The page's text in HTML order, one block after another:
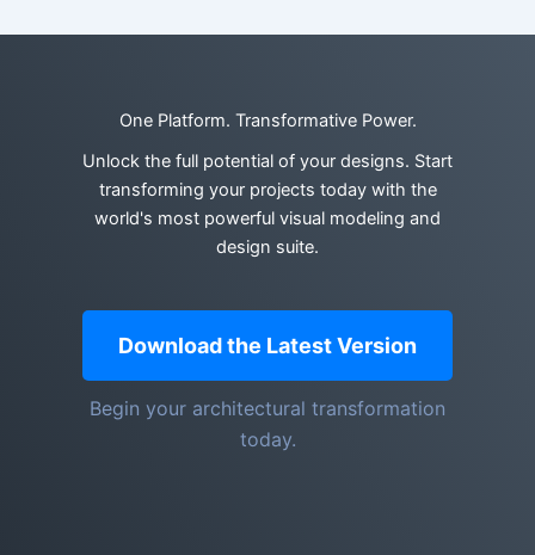
One Platform. Transformative Power.
Unlock the full potential of your designs. Start
transforming your projects today with the
world's most powerful visual modeling and
design suite.
Download the Latest Version
Begin your architectural transformation
today.